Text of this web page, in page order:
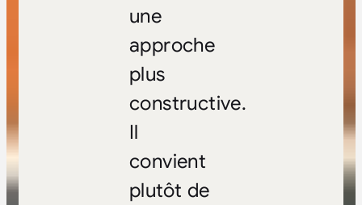
une
approche
plus
constructive.
Il
convient
plutôt de